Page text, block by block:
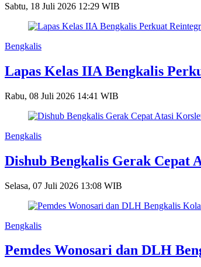
Sabtu, 18 Juli 2026 12:29 WIB
Bengkalis
Lapas Kelas IIA Bengkalis
Rabu, 08 Juli 2026 14:41 WIB
Bengkalis
Dishub Bengkalis Gerak Cepat
Selasa, 07 Juli 2026 13:08 WIB
Bengkalis
Pemdes Wonosari dan DLH